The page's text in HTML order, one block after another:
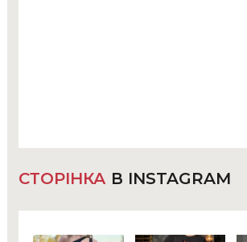
СТОРІНКА В INSTAGRAM